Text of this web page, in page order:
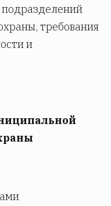
подразделений
требования
и